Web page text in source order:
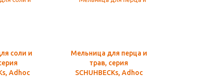
соли и
Adhoc
Мельница для перца и
трав, серия
SCHUHBECKs, Adhoc